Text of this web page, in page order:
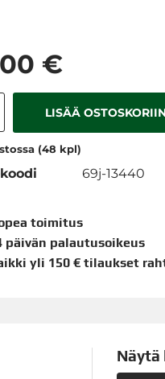
€
LISÄÄ
(48 kpl)
69j-13440
toimitus
päivän palautusoikeus
yli 150 € tilaukset